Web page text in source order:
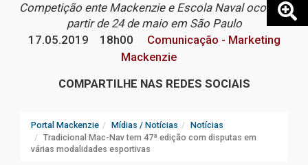
Competição ente Mackenzie e Escola Naval ocorre a
partir de 24 de maio em São Paulo
17.05.2019
18h00
Comunicação - Marketing
Mackenzie
COMPARTILHE NAS REDES SOCIAIS
Portal Mackenzie Mídias / Notícias
Notícias
Tradicional Mac-Nav tem 47ª edição com disputas em
várias modalidades esportivas